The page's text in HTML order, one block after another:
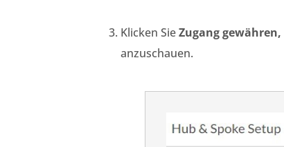
Klicken SieZugang gewähren,
anzuschauen.